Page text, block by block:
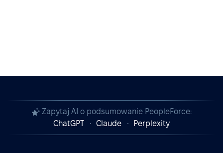
Zapytaj AI o podsumowanie PeopleForce:
ChatGPT
Claude Perplexity